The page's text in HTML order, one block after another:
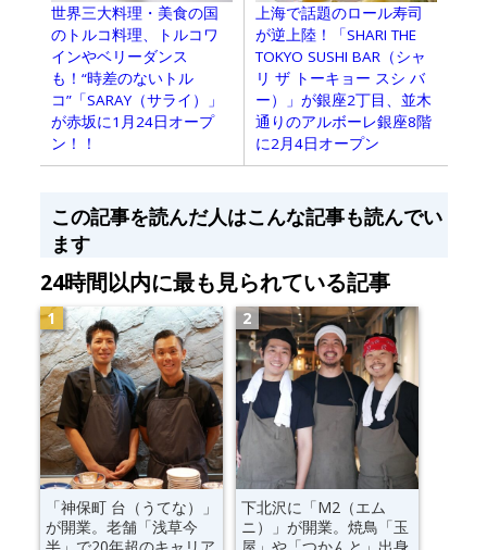
世界三大料理・美食の国
のトルコ料理、トルコワ
インやベリーダンス
も！“時差のないトル
コ”「SARAY（サライ）」
が赤坂に1月24日オープ
ン！！
上海で話題のロール寿司
が逆上陸！「SHARI THE
TOKYO SUSHI BAR（シャ
リ ザ トーキョー スシ バ
ー）」が銀座2丁目、並木
通りのアルボーレ銀座8階
に2月4日オープン
この記事を読んだ人はこんな記事も読んでい
ます
24時間以内に最も見られている記事
「神保町 台（うてな）」
が開業。老舗「浅草今
下北沢に「M2（エム
ニ）」が開業。焼鳥「玉